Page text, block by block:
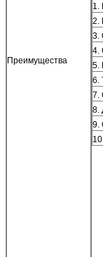
Преимущества
1.
2.
3.
4.
5.
6.
7.
8.
9.